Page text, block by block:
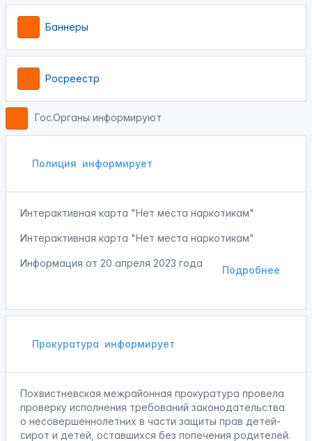
Баннеры
Росреестр
Гос.Органы информируют
Полиция информирует
Интерактивная карта "Нет места наркотикам"
Интерактивная карта "Нет места наркотикам"
Подробнее
Информация от 20 апреля 2023 года
Прокуратура информирует
Похвистневская межрайонная прокуратура провела
проверку исполнения требований законодательства
о несовершеннолетних в части защиты прав детей-
сирот и детей, оставшихся без попечения родителей.